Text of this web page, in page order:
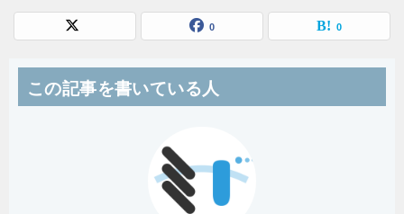
0 0
この記事を書いている人